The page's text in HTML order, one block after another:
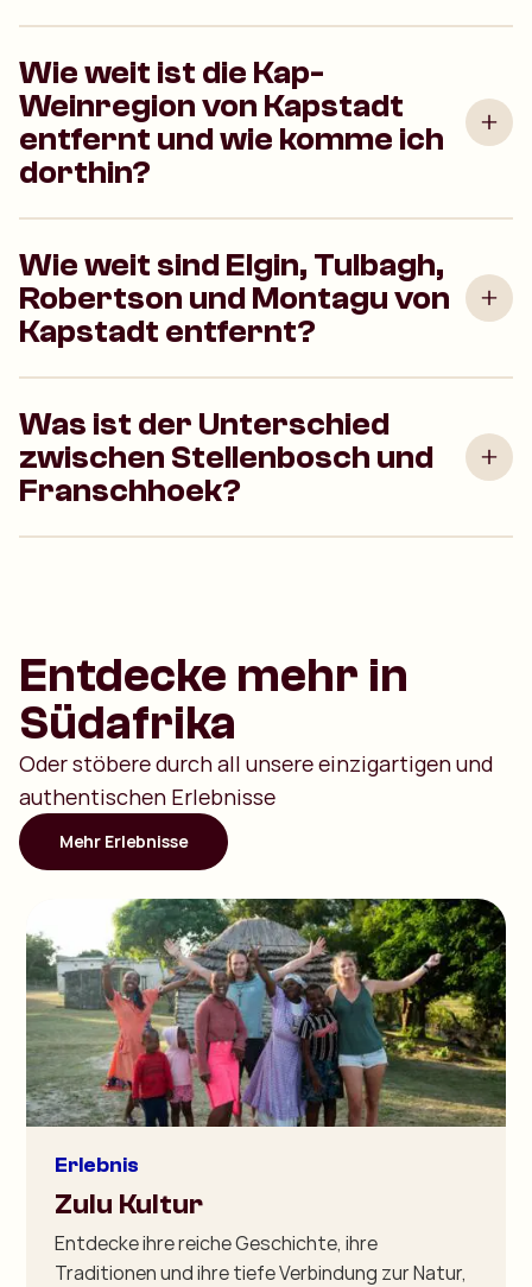
Wie weit ist die Kap-
Weinregion von Kapstadt
entfernt und wie komme ich
dorthin?
Wie weit sind Elgin, Tulbagh,
Robertson und Montagu von
Kapstadt entfernt?
Was ist der Unterschied
zwischen Stellenbosch und
Franschhoek?
Entdecke mehr in
Südafrika
Oder stöbere durch all unsere einzigartigen und
authentischen Erlebnisse
Mehr Erlebnisse
Erlebnis
Zulu Kultur
Entdecke ihre reiche Geschichte, ihre
Traditionen und ihre tiefe Verbindung zur Natur,